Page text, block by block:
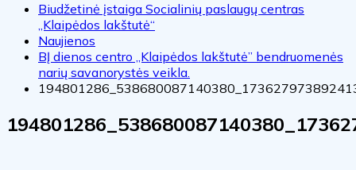
Biudžetinė įstaiga Socialinių paslaugų centras
„Klaipėdos lakštutė“
Naujienos
BĮ dienos centro „Klaipėdos lakštutė” bendruomenės
narių savanorystės veikla.